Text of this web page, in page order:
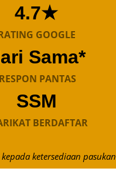
4.7★
GOOGLE
Sama*
RESPON PANTAS
SSM
BERDAFTAR
ketersediaan pasukan